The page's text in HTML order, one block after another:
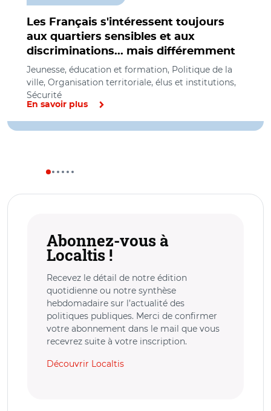
Les Français s'intéressent toujours
aux quartiers sensibles et aux
discriminations... mais différemment
Jeunesse, éducation et formation, Politique de la
ville, Organisation territoriale, élus et institutions,
Sécurité
En savoir plus
Abonnez-vous à
Localtis !
Recevez le détail de notre édition
quotidienne ou notre synthèse
hebdomadaire sur l’actualité des
politiques publiques. Merci de confirmer
votre abonnement dans le mail que vous
recevrez suite à votre inscription.
Découvrir Localtis